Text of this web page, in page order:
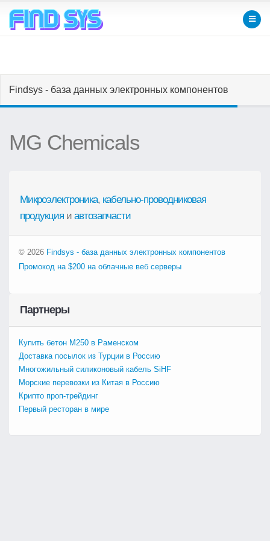
Findsys - база данных электронных компонентов
MG Chemicals
Микроэлектроника, кабельно-проводниковая
продукция и автозапчасти
© 2026 Findsys - база данных электронных компонентов
Промокод на $200 на облачные веб серверы
Партнеры
Купить бетон М250 в Раменском
Доставка посылок из Турции в Россию
Многожильный силиконовый кабель SiHF
Морские перевозки из Китая в Россию
Крипто проп-трейдинг
Первый ресторан в мире